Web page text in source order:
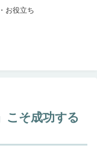
お役立ち
こそ成功する